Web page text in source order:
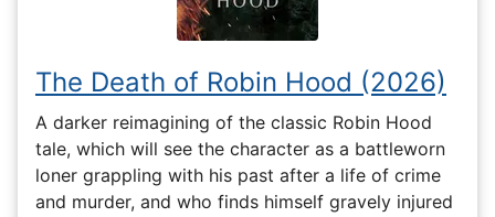
The Death of Robin Hood (2026)
A darker reimagining of the classic Robin Hood
tale, which will see the character as a battleworn
loner grappling with his past after a life of crime
and murder, and who finds himself gravely injured